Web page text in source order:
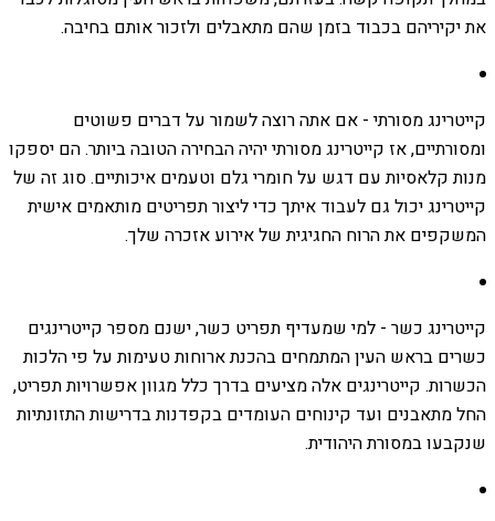
את יקיריהם בכבוד בזמן שהם מתאבלים ולזכור אותם בחיבה.
קייטרינג מסורתי - אם אתה רוצה לשמור על דברים פשוטים
ומסורתיים, אז קייטרינג מסורתי יהיה הבחירה הטובה ביותר. הם יספקו
מנות קלאסיות עם דגש על חומרי גלם וטעמים איכותיים. סוג זה של
קייטרינג יכול גם לעבוד איתך כדי ליצור תפריטים מותאמים אישית
המשקפים את הרוח החגיגית של אירוע אזכרה שלך.
קייטרינג כשר - למי שמעדיף תפריט כשר, ישנם מספר קייטרינגים
כשרים בראש העין המתמחים בהכנת ארוחות טעימות על פי הלכות
הכשרות. קייטרינגים אלה מציעים בדרך כלל מגוון אפשרויות תפריט,
החל מתאבנים ועד קינוחים העומדים בקפדנות בדרישות התזונתיות
שנקבעו במסורת היהודית.